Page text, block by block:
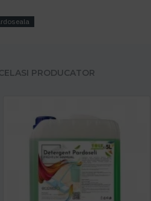
PRODUCATOR